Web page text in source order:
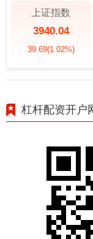
上证指数
3940.04
39.69(1.02%)
杠杆配资开户